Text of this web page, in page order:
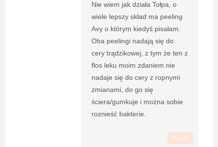
Nie wiem jak działa Tołpa, o
wiele lepszy skład ma peeling
Avy o którym kiedyś pisałam.
Oba peelingi nadają się do
cery trądzikowej, z tym że ten z
flos leku moim zdaniem nie
nadaje się do cery z ropnymi
zmianami, do go się
ściera/gumkuje i można sobie
roznieść bakterie.
Usuń